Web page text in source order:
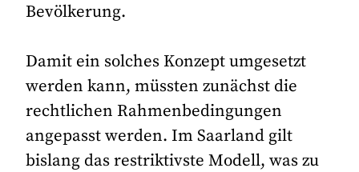
Bevölkerung.
Damit ein solches Konzept umgesetzt
werden kann, müssten zunächst die
rechtlichen Rahmenbedingungen
angepasst werden. Im Saarland gilt
bislang das restriktivste Modell, was zu